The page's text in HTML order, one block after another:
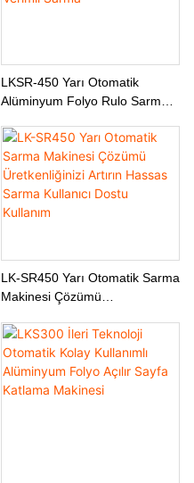
LKSR-450 Yarı Otomatik
Alüminyum Folyo Rulo Sarma
Sarma
LK-SR450 Yarı Otomatik Sarma
Makinesi Çözümü
Sarma Kullanıcı Dostu Kullanım